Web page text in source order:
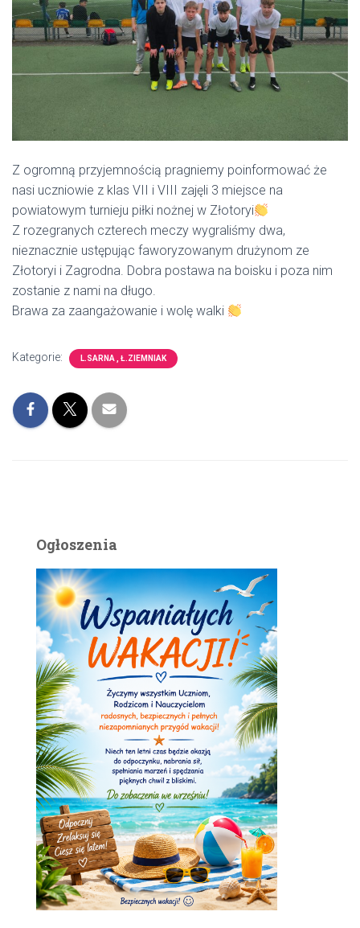
Z ogromną przyjemnością pragniemy poinformować że
nasi uczniowie z klas VII i VIII zajęli 3 miejsce na
powiatowym turnieju piłki nożnej w Złotoryi
Z rozegranych czterech meczy wygraliśmy dwa,
nieznacznie ustępując faworyzowanym drużynom ze
Złotoryi i Zagrodna. Dobra postawa na boisku i poza nim
zostanie z nami na długo.
Brawa za zaangażowanie i wolę walki
Kategorie: L.SARNA , Ł.ZIEMNIAK
Ogłoszenia